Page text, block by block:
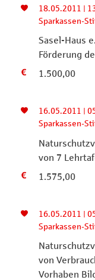
18.05.2011 |
Sparkassen-
Sasel-Haus
Förderung
1.500,00
16.05.2011 |
Sparkassen-
von 7
1.575,00
16.05.2011 |
Sparkassen-
von
Vorhaben